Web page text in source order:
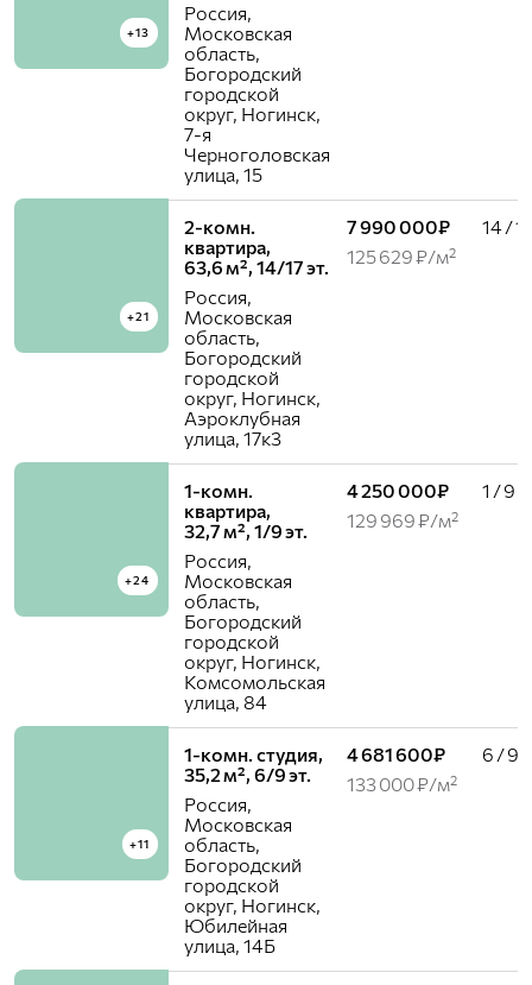
+13
Россия,
Московская
область,
Богородский
городской
округ, Ногинск,
7-я
Черноголовская
улица, 15
+21
2-комн.
квартира,
63,6 м², 14/17 эт.
Россия,
Московская
область,
Богородский
городской
округ, Ногинск,
Аэроклубная
улица, 17к3
7 990 000₽
125 629 ₽/м²
14 / 17
+24
1-комн.
квартира,
32,7 м², 1/9 эт.
Россия,
Московская
область,
Богородский
городской
округ, Ногинск,
Комсомольская
улица, 84
4 250 000₽
129 969 ₽/м²
1 / 9
+11
1-комн. студия,
35,2 м², 6/9 эт.
Россия,
Московская
область,
Богородский
городской
округ, Ногинск,
Юбилейная
улица, 14Б
4 681 600₽
133 000 ₽/м²
6 / 9